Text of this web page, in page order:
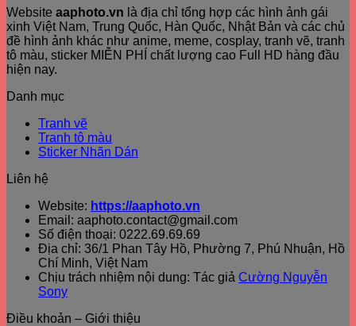
Website aaphoto.vn là địa chỉ tổng hợp các hình ảnh gái
xinh Việt Nam, Trung Quốc, Hàn Quốc, Nhật Bản và các chủ
đề hình ảnh khác như anime, meme, cosplay, tranh vẽ, tranh
tô màu, sticker MIỄN PHÍ chất lượng cao Full HD hàng đầu
hiện nay.
Danh mục
Tranh vẽ
Tranh tô màu
Sticker Nhãn Dán
Liên hệ
Website: https://aaphoto.vn
Email: aaphoto.contact@gmail.com
Số điện thoại: 0222.69.69.69
Địa chỉ: 36/1 Phan Tây Hồ, Phường 7, Phú Nhuận, Hồ
Chí Minh, Việt Nam
Chịu trách nhiệm nội dung: Tác giả Cường Nguyễn
Sony
Điều khoản – Giới thiệu